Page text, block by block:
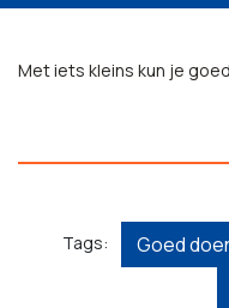
Met iets kleins kun je
Tags: Goed